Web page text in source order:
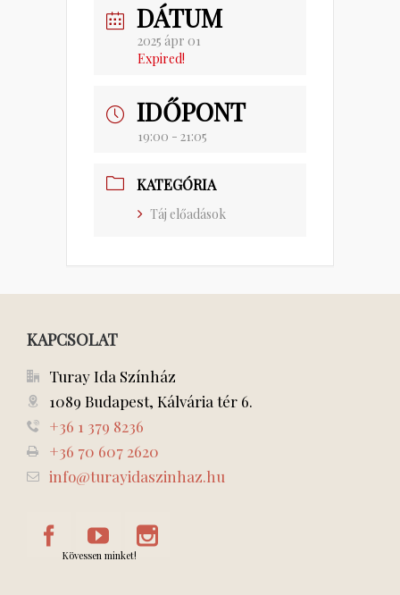
DÁTUM
2025 ápr 01
Expired!
IDŐPONT
19:00 - 21:05
KATEGÓRIA
Táj előadások
KAPCSOLAT
Turay Ida Színház
1089 Budapest, Kálvária tér 6.
+36 1 379 8236
+36 70 607 2620
info@turayidaszinhaz.hu
Kövessen minket!